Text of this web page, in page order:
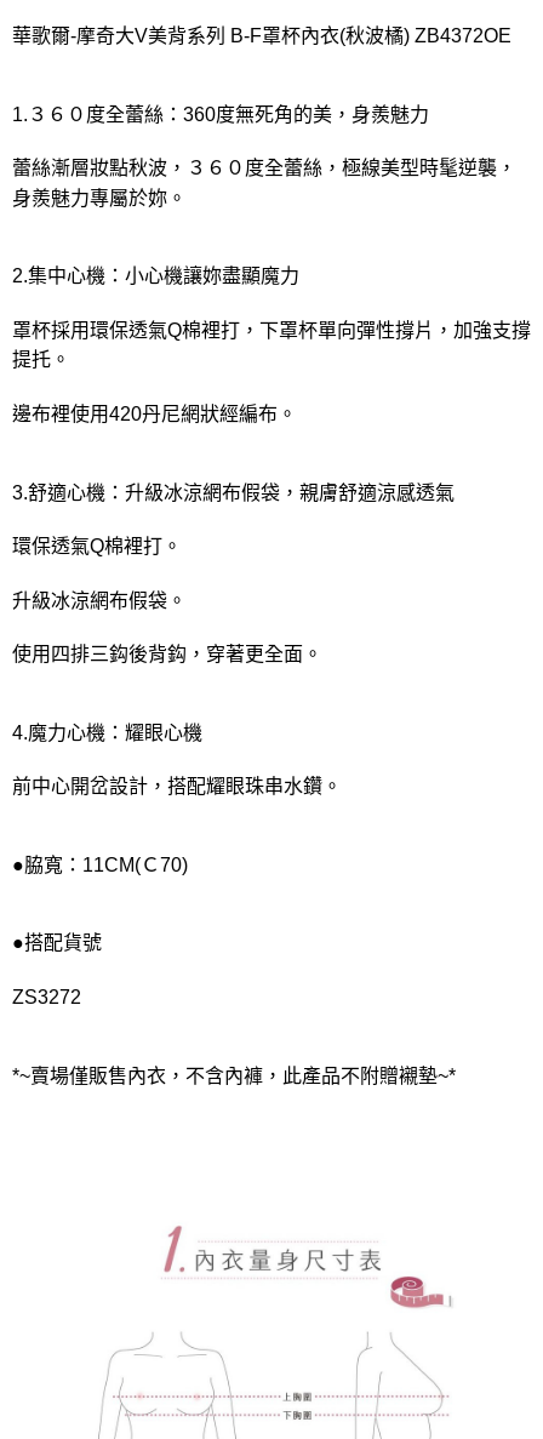
華歌爾-摩奇大V美背系列 B-F罩杯內衣(秋波橘) ZB4372OE
1.３６０度全蕾絲：360度無死角的美，身羨魅力
蕾絲漸層妝點秋波，３６０度全蕾絲，極線美型時髦逆襲，
身羨魅力專屬於妳。
2.集中心機：小心機讓妳盡顯魔力
罩杯採用環保透氣Q棉裡打，下罩杯單向彈性撐片，加強支撐
提托。
邊布裡使用420丹尼網狀經編布。
3.舒適心機：升級冰涼網布假袋，親膚舒適涼感透氣
環保透氣Q棉裡打。
升級冰涼網布假袋。
使用四排三鈎後背鈎，穿著更全面。
4.魔力心機：耀眼心機
前中心開岔設計，搭配耀眼珠串水鑽。
●脇寬：11CM(Ｃ70)
●搭配貨號
ZS3272
*~賣場僅販售內衣，不含內褲，此產品不附贈襯墊~*